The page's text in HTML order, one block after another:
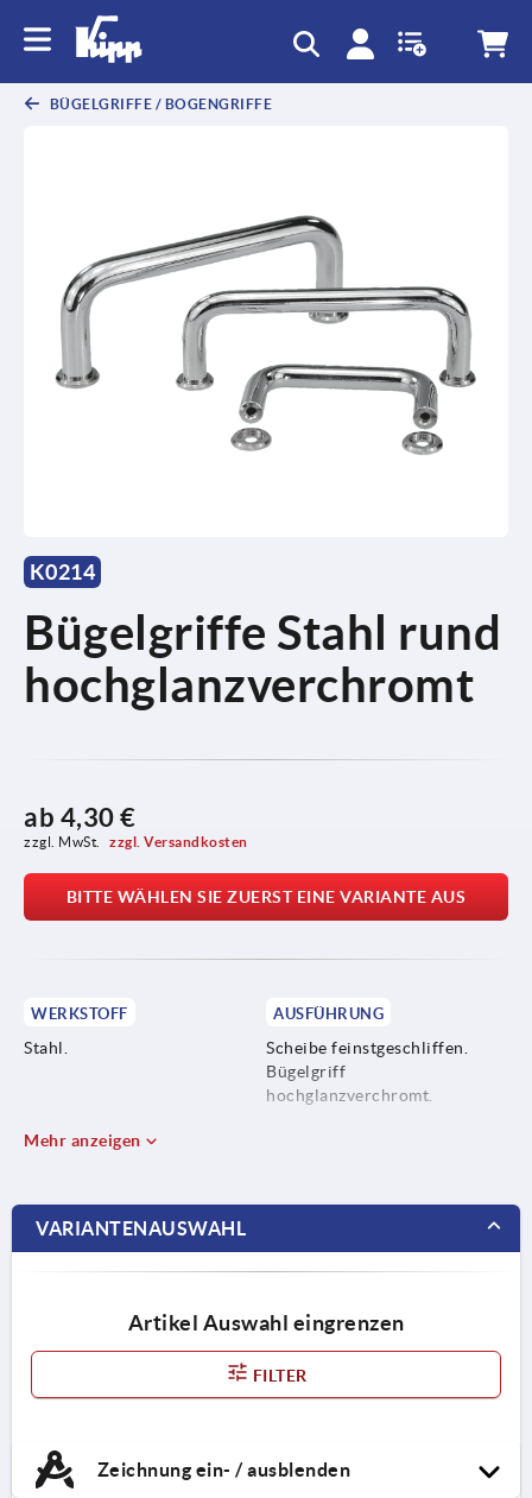
BÜGELGRIFFE / BOGENGRIFFE
K0214
Bügelgriffe Stahl rund
hochglanzverchromt
ab 4,30 €
zzgl. MwSt. zzgl. Versandkosten
BITTE WÄHLEN SIE ZUERST EINE VARIANTE AUS
WERKSTOFF
Stahl.
AUSFÜHRUNG
Scheibe feinstgeschliffen.
Bügelgriff
hochglanzverchromt.
Mehr anzeigen
VARIANTENAUSWAHL
Artikel Auswahl eingrenzen
FILTER
Zeichnung ein- / ausblenden